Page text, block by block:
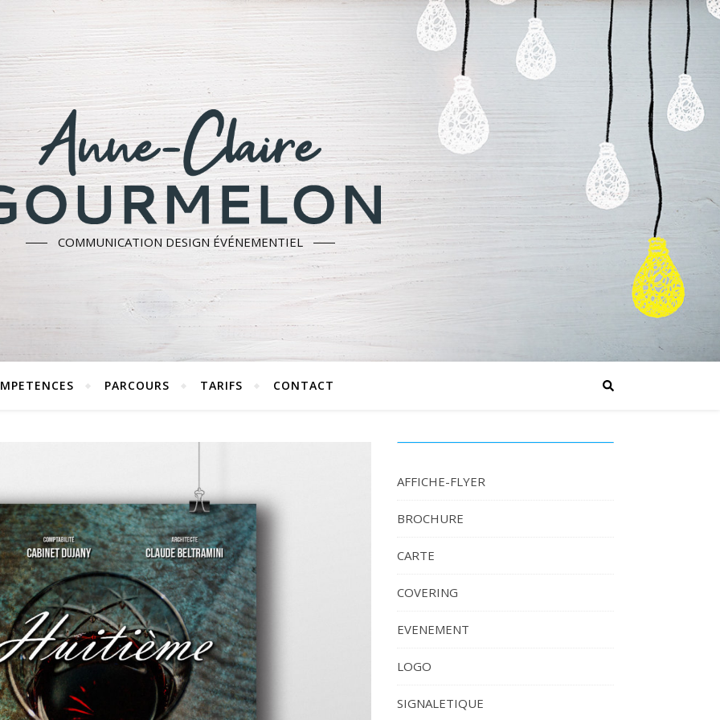
COMMUNICATION DESIGN ÉVÉNEMENTIEL
PARCOURS TARIFS CONTACT
AFFICHE-FLYER
BROCHURE
CARTE
COVERING
EVENEMENT
LOGO
SIGNALETIQUE